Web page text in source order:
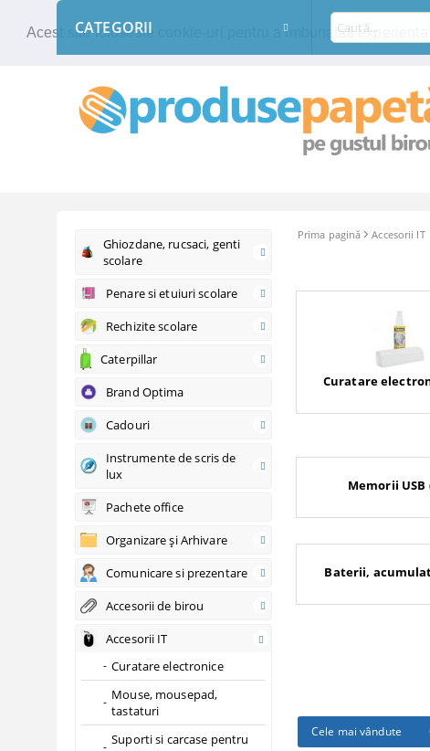
Acest site foloseste cookie-uri pentru a imbunatati
CATEGORII
Ghiozdane, rucsaci, genti
scolare
Penare si etuiuri scolare
Rechizite scolare
Caterpillar
Brand Optima
Cadouri
Instrumente de scris de
lux
Pachete office
Organizare şi Arhivare
Comunicare si prezentare
Accesorii de birou
Accesorii IT
Curatare electronice
Mouse, mousepad,
tastaturi
Suporti si carcase pentru
Prima pagină Accesorii IT
Curatare
Memorii USB
Baterii,
Cele mai vândute